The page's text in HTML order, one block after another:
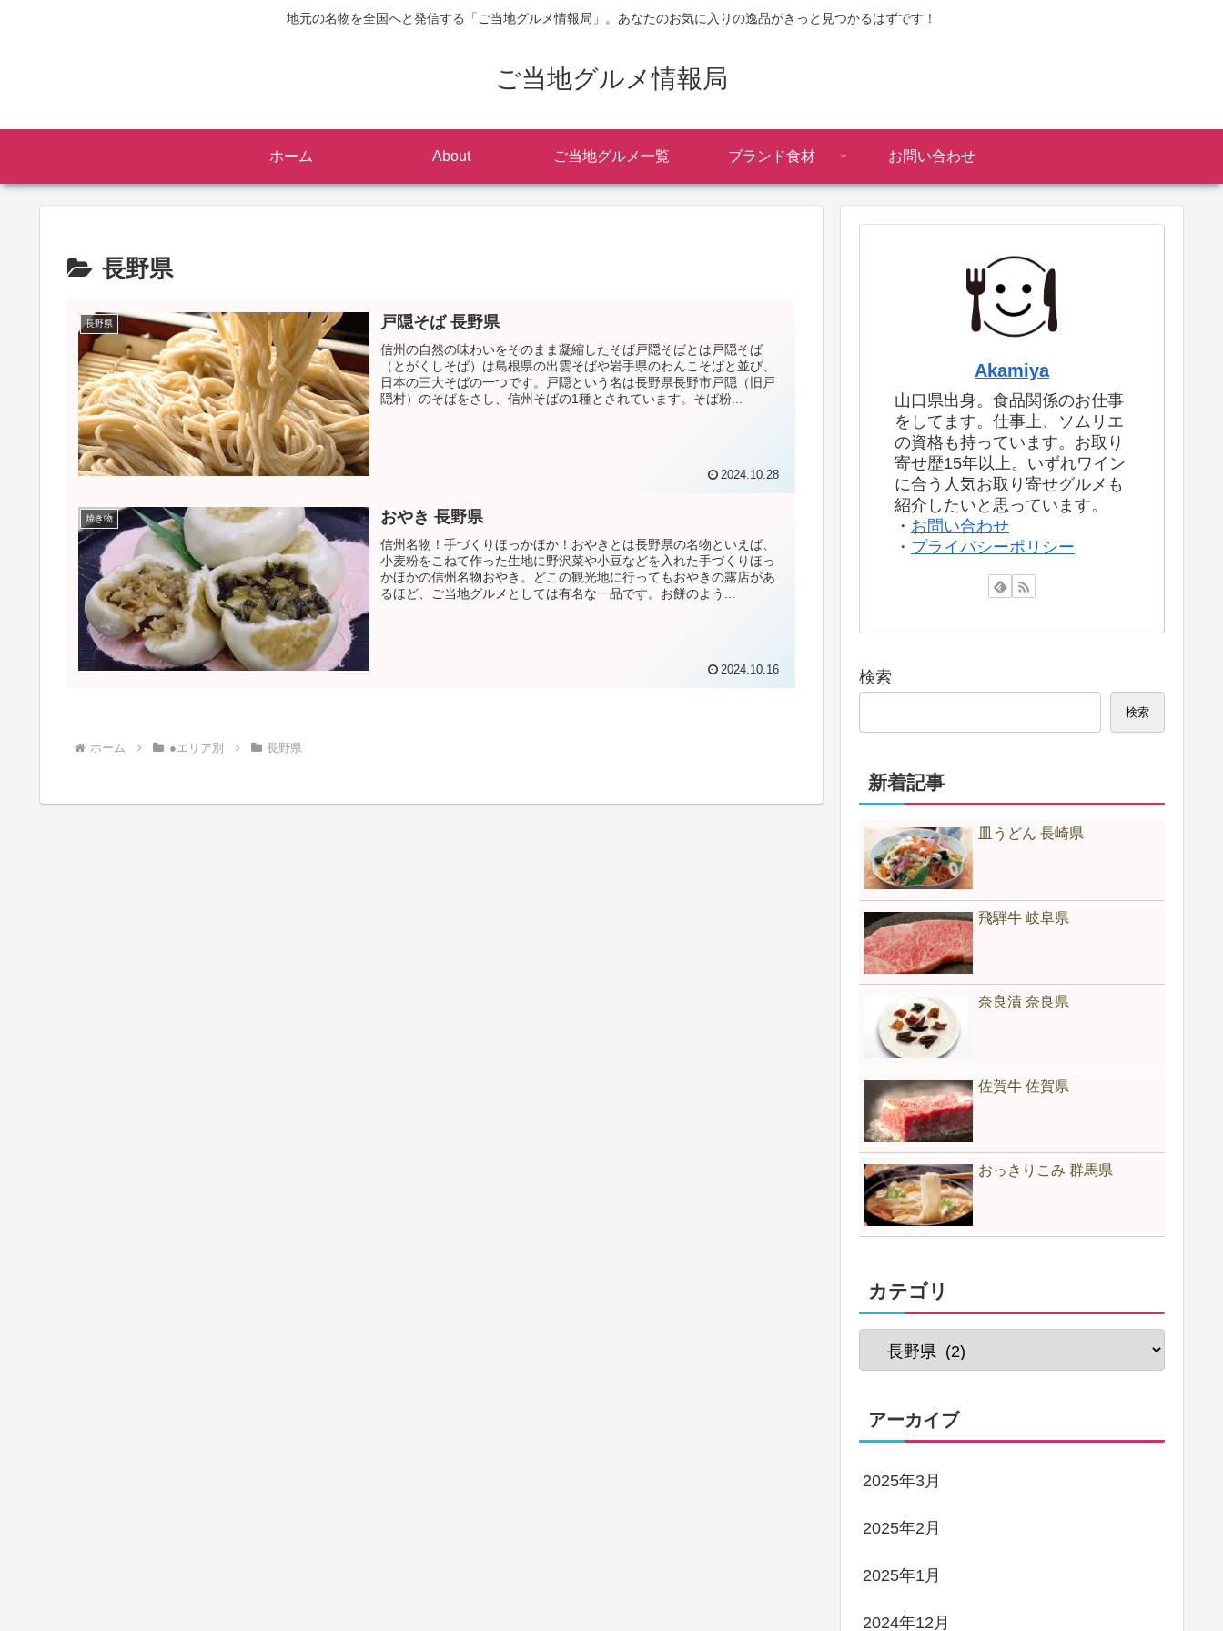
地元の名物を全国へと発信する「ご当地グルメ情報局」。あなたのお気に入りの逸品がきっと見つかるはずです！
ご当地グルメ情報局
ホーム About ご当地グルメ一覧 ブランド食材 お問い合わせ
長野県
長野県 戸隠そば 長野県
信州の自然の味わいをそのまま凝縮したそば戸隠そばとは戸隠そば
（とがくしそば）は島根県の出雲そばや岩手県のわんこそばと並び、
日本の三大そばの一つです。戸隠という名は長野県長野市戸隠（旧戸
隠村）のそばをさし、信州そばの1種とされています。そば粉...
2024.10.28
焼き物 おやき 長野県
信州名物！手づくりほっかほか！おやきとは長野県の名物といえば、
小麦粉をこねて作った生地に野沢菜や小豆などを入れた手づくりほっ
かほかの信州名物おやき。どこの観光地に行ってもおやきの露店があ
るほど、ご当地グルメとしては有名な一品です。お餅のよう...
2024.10.16
ホーム ●エリア別 長野県
Akamiya
山口県出身。食品関係のお仕事
をしてます。仕事上、ソムリエ
の資格も持っています。お取り
寄せ歴15年以上。いずれワイン
に合う人気お取り寄せグルメも
紹介したいと思っています。
・ お問い合わせ
・ プライバシーポリシー
検索
検索
新着記事
皿うどん 長崎県
飛騨牛 岐阜県
奈良漬 奈良県
佐賀牛 佐賀県
おっきりこみ 群馬県
カテゴリ
アーカイブ
2025年3月
2025年2月
2025年1月
2024年12月